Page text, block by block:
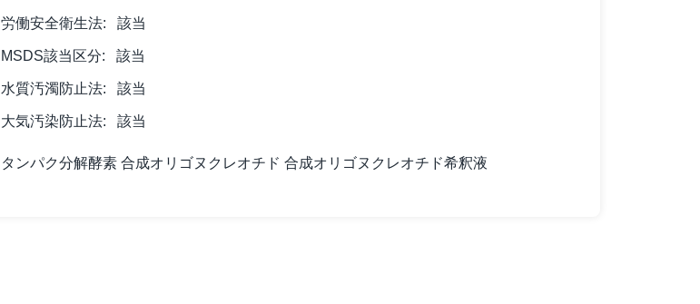
労働安全衛生法: 該当
MSDS該当区分: 該当
水質汚濁防止法: 該当
大気汚染防止法: 該当
タンパク分解酵素 合成オリゴヌクレオチド 合成オリゴヌクレオチド希釈液